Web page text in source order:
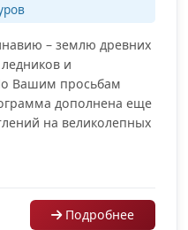
– землю древних
и
Вашим просьбам
дополнена еще
на великолепных
Подробнее